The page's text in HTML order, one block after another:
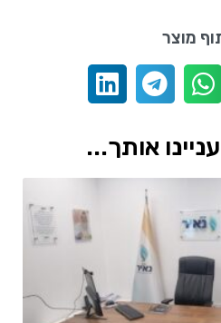
מוצר
אותך...